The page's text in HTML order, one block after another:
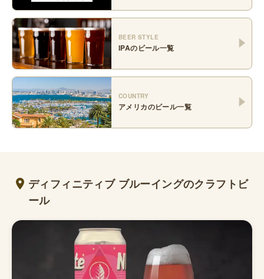
BEER STYLE
IPAのビール一覧
COUNTRY
アメリカのビール一覧
ディフィニティブ ブルーイングのクラフトビ
ール